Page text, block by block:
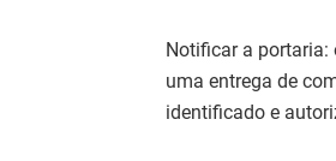
Notificar a portaria:
uma entrega de
identificado e